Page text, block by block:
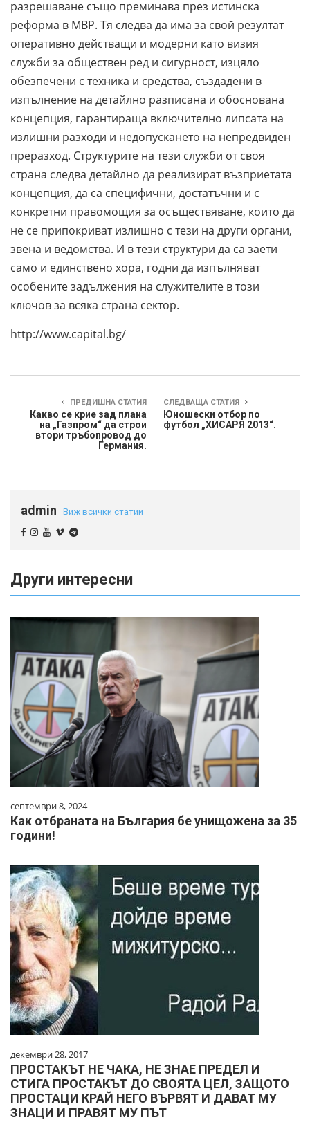
разрешаване също преминава през истинска
реформа в МВР. Тя следва да има за свой резултат
оперативно действащи и модерни като визия
служби за обществен ред и сигурност, изцяло
обезпечени с техника и средства, създадени в
изпълнение на детайлно разписана и обоснована
концепция, гарантираща включително липсата на
излишни разходи и недопускането на непредвиден
преразход. Структурите на тези служби от своя
страна следва детайлно да реализират възприетата
концепция, да са специфични, достатъчни и с
конкретни правомощия за осъществяване, които да
не се припокриват излишно с тези на други органи,
звена и ведомства. И в тези структури да са заети
само и единствено хора, годни да изпълняват
особените задължения на служителите в този
ключов за всяка страна сектор.
http://www.capital.bg/
ПРЕДИШНА СТАТИЯ
Какво се крие зад плана
на „Газпром“ да строи
втори тръбопровод до
Германия.
СЛЕДВАЩА СТАТИЯ
Юношески отбор по
футбол „ХИСАРЯ 2013“.
admin Виж всички статии
Други интересни
септември 8, 2024
Как отбраната на България бе унищожена за 35
години!
декември 28, 2017
ПРОСТАКЪТ НЕ ЧАКА, НЕ ЗНАЕ ПРЕДЕЛ И
СТИГА ПРОСТАКЪТ ДО СВОЯТА ЦЕЛ, ЗАЩОТО
ПРОСТАЦИ КРАЙ НЕГО ВЪРВЯТ И ДАВАТ МУ
ЗНАЦИ И ПРАВЯТ МУ ПЪТ